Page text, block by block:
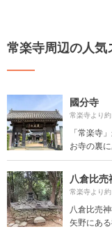
常楽寺周辺の人気
國分寺
常楽寺より約
「常楽寺
お寺の裏
八倉比売
常楽寺より約
八倉比売
矢野にあ